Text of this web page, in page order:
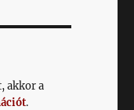
akkor a
.